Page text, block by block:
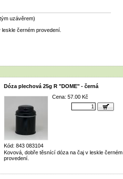
uzávěrem)
černém provedení.
Dóza plechová 25g R "DOME" - černá
Kód: 843 083104
Cena: 57.00 Kč
Kovová, dobře těsnící dóza na čaj v leskle černém
provedení.